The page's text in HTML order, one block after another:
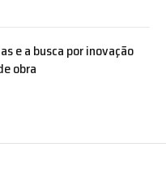
e a busca por inovação
obra